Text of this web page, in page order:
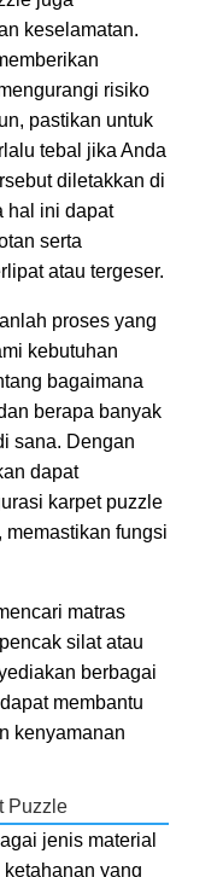
keselamatan.
risiko
pastikan untuk
tebal jika Anda
diletakkan di
hal ini dapat
serta
atau tergeser.
proses yang
kebutuhan
bagaimana
berapa banyak
sana. Dengan
dapat
karpet puzzle
memastikan fungsi
matras
silat atau
berbagai
membantu
kenyamanan
Puzzle
jenis material
yang